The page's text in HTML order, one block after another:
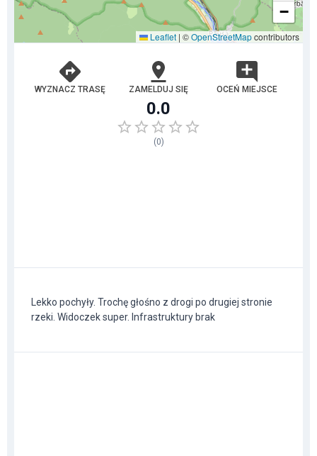
−
Leaflet | ©OpenStreetMapcontributors
WYZNACZ TRASĘ ZAMELDUJ SIĘ OCEŃ MIEJSCE
0.0
(0)
Lekko pochyły. Trochę głośno z drogi po drugiej stronie
rzeki. Widoczek super. Infrastruktury brak